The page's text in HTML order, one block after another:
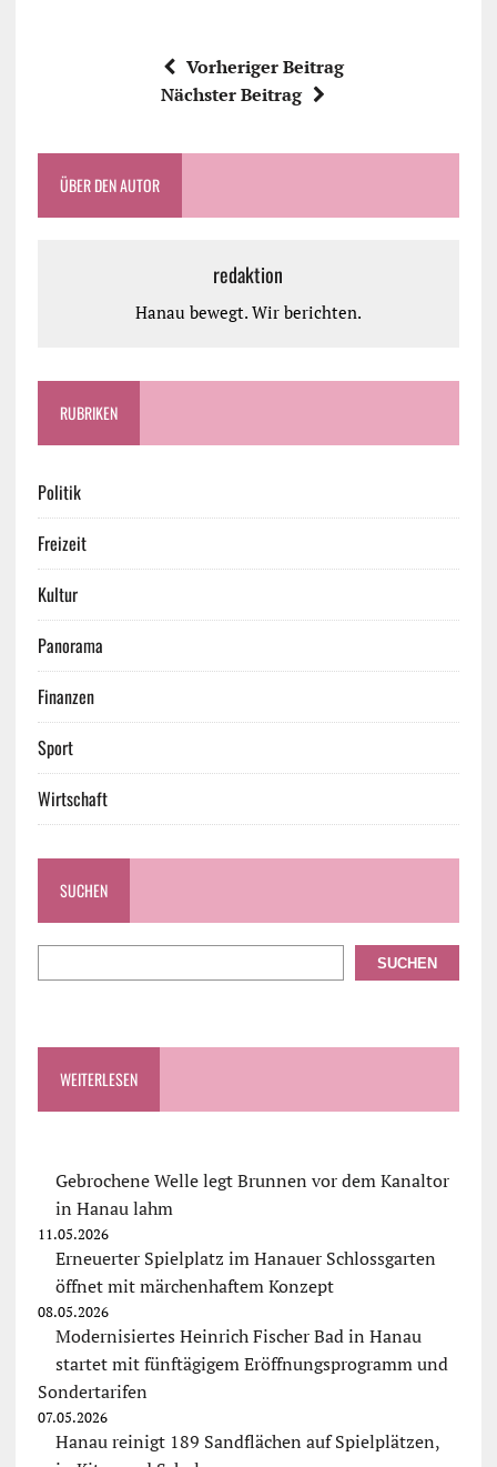
Vorheriger Beitrag
Nächster Beitrag
ÜBER DEN AUTOR
redaktion
Hanau bewegt. Wir berichten.
RUBRIKEN
Politik
Freizeit
Kultur
Panorama
Finanzen
Sport
Wirtschaft
SUCHEN
SUCHEN
WEITERLESEN
Gebrochene Welle legt Brunnen vor dem Kanaltor
in Hanau lahm
11.05.2026
Erneuerter Spielplatz im Hanauer Schlossgarten
öffnet mit märchenhaftem Konzept
08.05.2026
Modernisiertes Heinrich Fischer Bad in Hanau
startet mit fünftägigem Eröffnungsprogramm und
Sondertarifen
07.05.2026
Hanau reinigt 189 Sandflächen auf Spielplätzen,